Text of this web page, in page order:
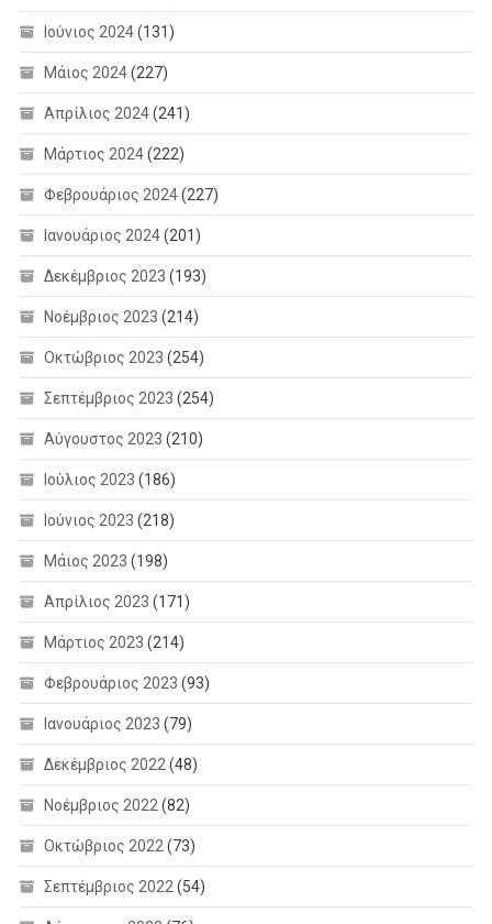
Ιούνιος 2024(131)
Μάιος 2024(227)
Απρίλιος 2024(241)
Μάρτιος 2024(222)
Φεβρουάριος 2024(227)
Ιανουάριος 2024(201)
Δεκέμβριος 2023 (193)
Νοέμβριος 2023 (214)
Οκτώβριος 2023 (254)
Σεπτέμβριος 2023 (254)
Αύγουστος 2023 (210)
Ιούλιος 2023 (186)
Ιούνιος 2023 (218)
Μάιος 2023 (198)
Απρίλιος 2023 (171)
Μάρτιος 2023 (214)
Φεβρουάριος 2023 (93)
Ιανουάριος 2023 (79)
Δεκέμβριος 2022 (48)
Νοέμβριος 2022 (82)
Οκτώβριος 2022 (73)
Σεπτέμβριος 2022 (54)